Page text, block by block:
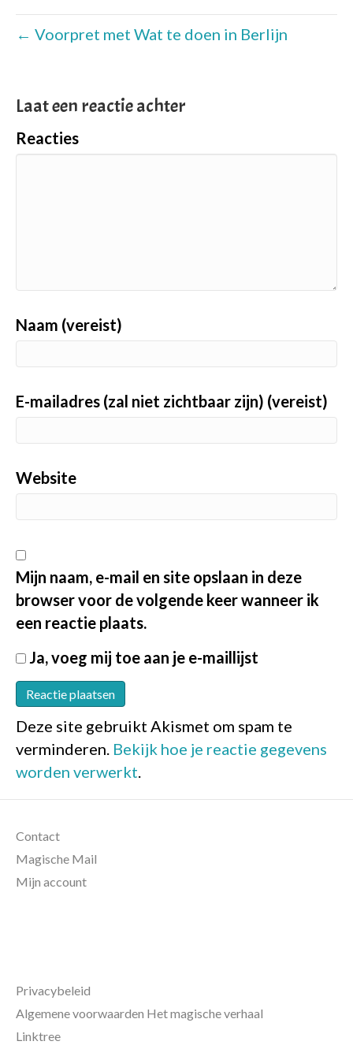
← Voorpret met Wat te doen in Berlijn
Laat een reactie achter
Reacties
Naam (vereist)
E-mailadres (zal niet zichtbaar zijn) (vereist)
Website
Mijn naam, e-mail en site opslaan in deze
browser voor de volgende keer wanneer ik
een reactie plaats.
Ja, voeg mij toe aan je e-maillijst
Deze site gebruikt Akismet om spam te
verminderen. Bekijk hoe je reactie gegevens
worden verwerkt.
Contact
Magische Mail
Mijn account
Privacybeleid
Algemene voorwaarden Het magische verhaal
Linktree